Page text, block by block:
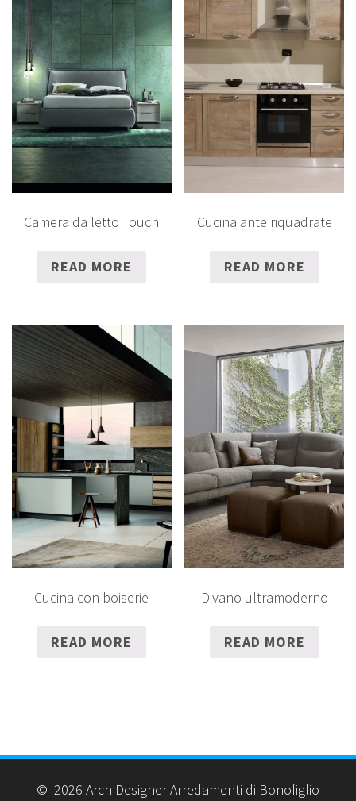
Camera da letto Touch
READ MORE
Cucina ante riquadrate
READ MORE
Cucina con boiserie
READ MORE
Divano ultramoderno
READ MORE
© 2026 Arch Designer Arredamenti di Bonofiglio